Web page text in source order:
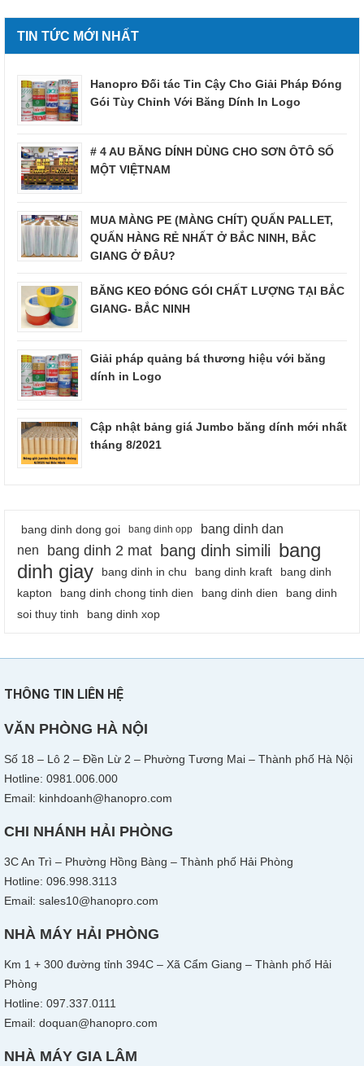
TIN TỨC MỚI NHẤT
Hanopro Đối tác Tin Cậy Cho Giải Pháp Đóng
Gói Tùy Chỉnh Với Băng Dính In Logo
# 4 AU BĂNG DÍNH DÙNG CHO SƠN ÔTÔ SỐ
MỘT VIỆTNAM
MUA MÀNG PE (MÀNG CHÍT) QUẤN PALLET,
QUẤN HÀNG RẺ NHẤT Ở BẮC NINH, BẮC
GIANG Ở ĐÂU?
BĂNG KEO ĐÓNG GÓI CHẤT LƯỢNG TẠI BẮC
GIANG- BẮC NINH
Giải pháp quảng bá thương hiệu với băng
dính in Logo
Cập nhật bảng giá Jumbo băng dính mới nhất
tháng 8/2021
bang dinh dong goi bang dinh opp
bang dinh dan
nen
bang dinh 2 mat bang dinh simili bang
dinh giay
bang dinh in chu bang dinh kraft
bang dinh
kapton
bang dinh chong tinh dien bang dinh dien
bang dinh
soi thuy tinh
bang dinh xop
THÔNG TIN LIÊN HỆ
VĂN PHÒNG HÀ NỘI
Số 18 – Lô 2 – Đền Lừ 2 – Phường Tương Mai – Thành phố Hà Nội
Hotline: 0981.006.000
Email: kinhdoanh@hanopro.com
CHI NHÁNH HẢI PHÒNG
3C An Trì – Phường Hồng Bàng – Thành phố Hải Phòng
Hotline: 096.998.3113
Email: sales10@hanopro.com
NHÀ MÁY HẢI PHÒNG
Km 1 + 300 đường tỉnh 394C – Xã Cẩm Giang – Thành phố Hải
Phòng
Hotline: 097.337.0111
Email: doquan@hanopro.com
NHÀ MÁY GIA LÂM